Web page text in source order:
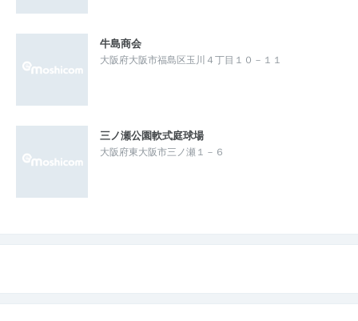
牛島商会
大阪府大阪市福島区玉川４丁目１０－１１
三ノ瀬公園軟式庭球場
大阪府東大阪市三ノ瀬１－６